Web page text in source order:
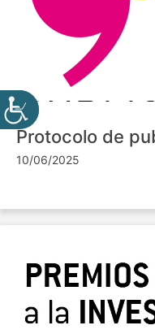
Protocolo de
10/06/2025